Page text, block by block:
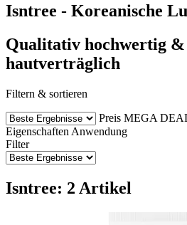
Isntree - Koreanische
Qualitativ hochwertig &
hautverträglich
Filtern & sortieren
Preis MEGA
Eigenschaften Anwendung
Filter
Isntree: 2 Artikel